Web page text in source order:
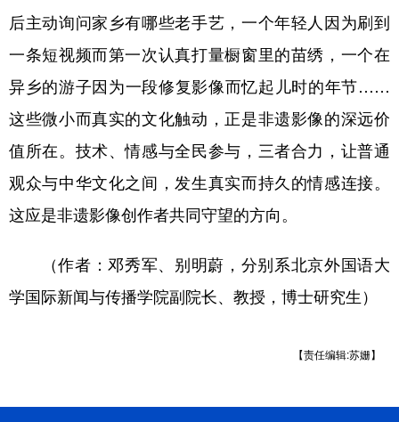
后主动询问家乡有哪些老手艺，一个年轻人因为刷到
一条短视频而第一次认真打量橱窗里的苗绣，一个在
异乡的游子因为一段修复影像而忆起儿时的年节……
这些微小而真实的文化触动，正是非遗影像的深远价
值所在。技术、情感与全民参与，三者合力，让普通
观众与中华文化之间，发生真实而持久的情感连接。
这应是非遗影像创作者共同守望的方向。
（作者：邓秀军、别明蔚，分别系北京外国语大
学国际新闻与传播学院副院长、教授，博士研究生）
【责任编辑:苏姗】